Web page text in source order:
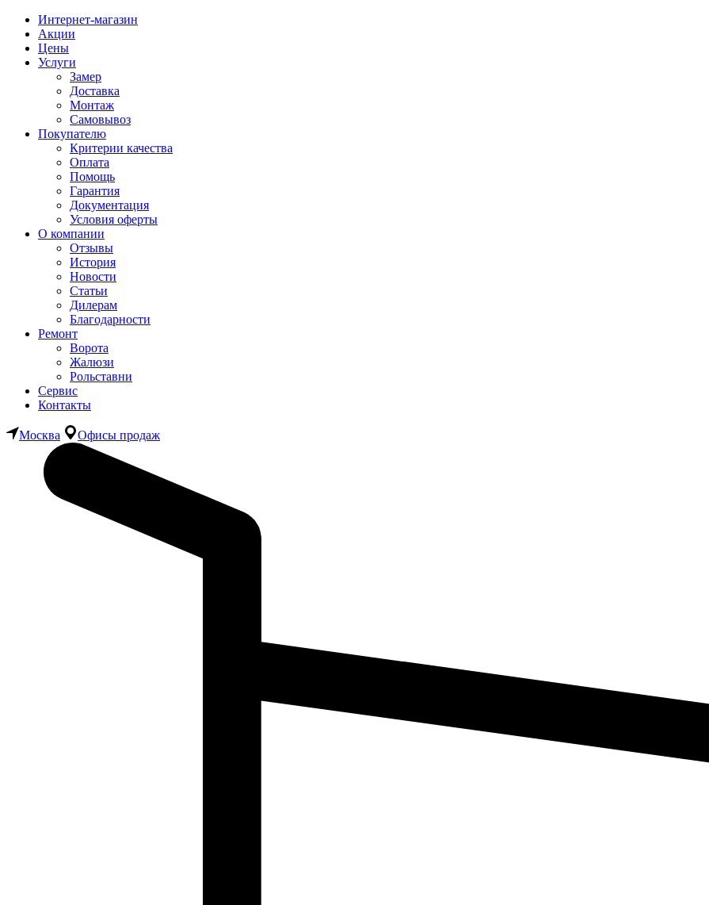
Интернет-магазин
Акции
Цены
Услуги
Замер
Доставка
Монтаж
Самовывоз
Покупателю
Критерии качества
Оплата
Помощь
Гарантия
Документация
Условия оферты
О компании
Отзывы
История
Новости
Статьи
Дилерам
Благодарности
Ремонт
Ворота
Жалюзи
Рольставни
Сервис
Контакты
Москва Офисы продаж